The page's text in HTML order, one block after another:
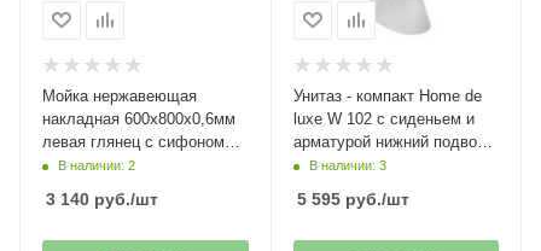
Мойка нержавеющая
накладная 600х800х0,6мм
левая глянец с сифоном
MG6-8060L РМС
В наличии: 2
3 140 руб./шт
Унитаз - компакт Home de
luxe W 102 с сиденьем и
арматурой нижний подвод
Gesso(1)
В наличии: 3
5 595руб./шт